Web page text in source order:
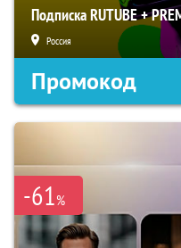
Подписка RUTUBE +
Россия
Промокод
-61%